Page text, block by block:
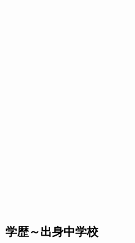
学歴～出身中学校